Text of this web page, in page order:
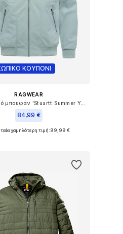
ΚΟΥΠΟΝΙ
RAGWEAR
Λειτουργικό μπουφάν 'Stuartt Summer Youmodo'
84,99 €
+3
σε πολλά μεγέθη
χαμηλότερη τιμή:99,99 €